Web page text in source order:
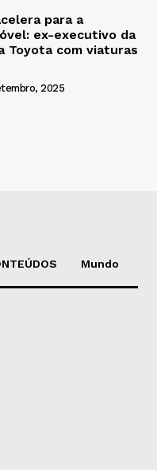
para a
ex-executivo da
Toyota com viaturas
2025
Mundo